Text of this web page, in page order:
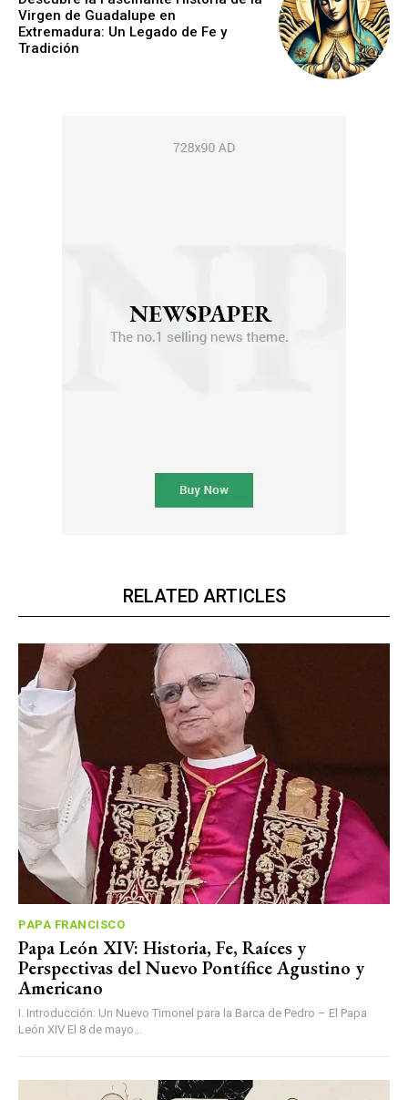
Virgen de Guadalupe en
Extremadura: Un Legado de Fe y
Tradición
RELATED ARTICLES
PAPA FRANCISCO
Papa León XIV: Historia, Fe, Raíces y
Perspectivas del Nuevo Pontífice Agustino y
Americano
I. Introducción: Un Nuevo Timonel para la Barca de Pedro – El Papa
León XIV El 8 de mayo...